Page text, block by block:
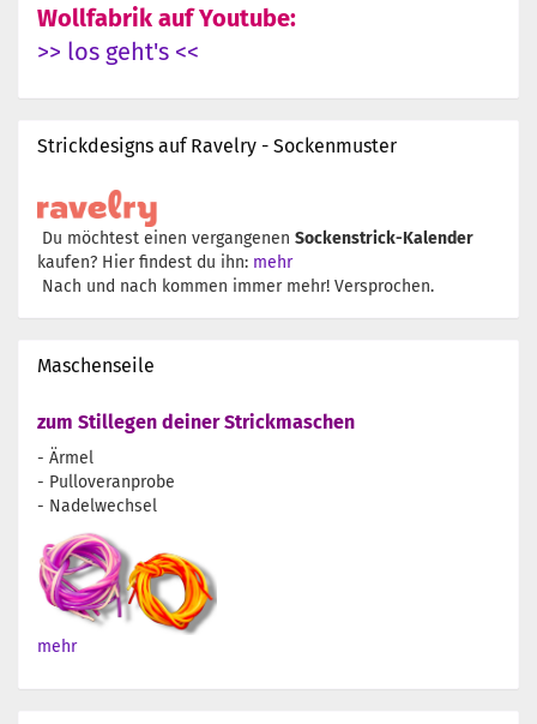
Wollfabrik auf Youtube:
>> los geht's <<
Strickdesigns auf Ravelry - Sockenmuster
Du möchtest einen vergangenen Sockenstrick-Kalender
kaufen? Hier findest du ihn: mehr
Nach und nach kommen immer mehr! Versprochen.
Maschenseile
zum Stillegen deiner Strickmaschen
- Ärmel
- Pulloveranprobe
- Nadelwechsel
mehr